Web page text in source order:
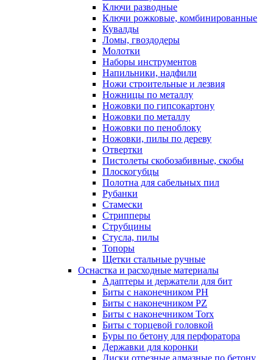
Ключи разводные
Ключи рожковые, комбинированные
Кувалды
Ломы, гвоздодеры
Молотки
Наборы инструментов
Напильники, надфили
Ножи строительные и лезвия
Ножницы по металлу
Ножовки по гипсокартону
Ножовки по металлу
Ножовки по пеноблоку
Ножовки, пилы по дереву
Отвертки
Пистолеты скобозабивные, скобы
Плоскогубцы
Полотна для сабельных пил
Рубанки
Стамески
Стрипперы
Струбцины
Стусла, пилы
Топоры
Щетки стальные ручные
Оснастка и расходные материалы
Адаптеры и держатели для бит
Биты с наконечником PH
Биты с наконечником PZ
Биты с наконечником Torx
Биты с торцевой головкой
Буры по бетону для перфоратора
Державки для коронки
Диски отрезные алмазные по бетону